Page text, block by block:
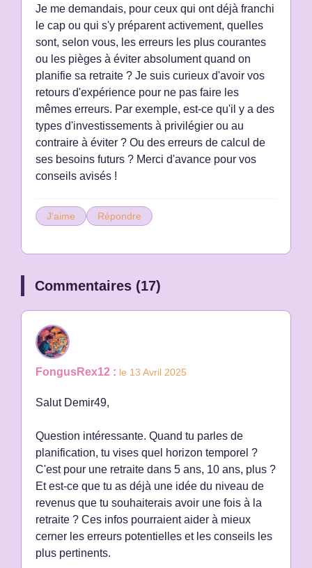
Je me demandais, pour ceux qui ont déjà franchi
le cap ou qui s'y préparent activement, quelles
sont, selon vous, les erreurs les plus courantes
ou les pièges à éviter absolument quand on
planifie sa retraite ? Je suis curieux d'avoir vos
retours d'expérience pour ne pas faire les
mêmes erreurs. Par exemple, est-ce qu'il y a des
types d'investissements à privilégier ou au
contraire à éviter ? Ou des erreurs de calcul de
ses besoins futurs ? Merci d'avance pour vos
conseils avisés !
J'aime Répondre
Commentaires (17)
FongusRex12 : le 13 Avril 2025
Salut Demir49,
Question intéressante. Quand tu parles de
planification, tu vises quel horizon temporel ?
C'est pour une retraite dans 5 ans, 10 ans, plus ?
Et est-ce que tu as déjà une idée du niveau de
revenus que tu souhaiterais avoir une fois à la
retraite ? Ces infos pourraient aider à mieux
cerner les erreurs potentielles et les conseils les
plus pertinents.